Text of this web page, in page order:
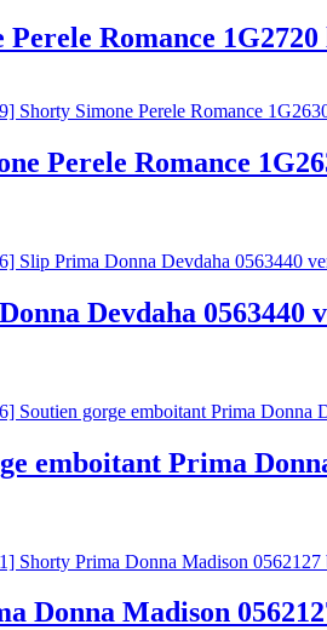
Perele Romance
Perele Romance
Devdaha 0563440
emboitant Prima
Donna Madison